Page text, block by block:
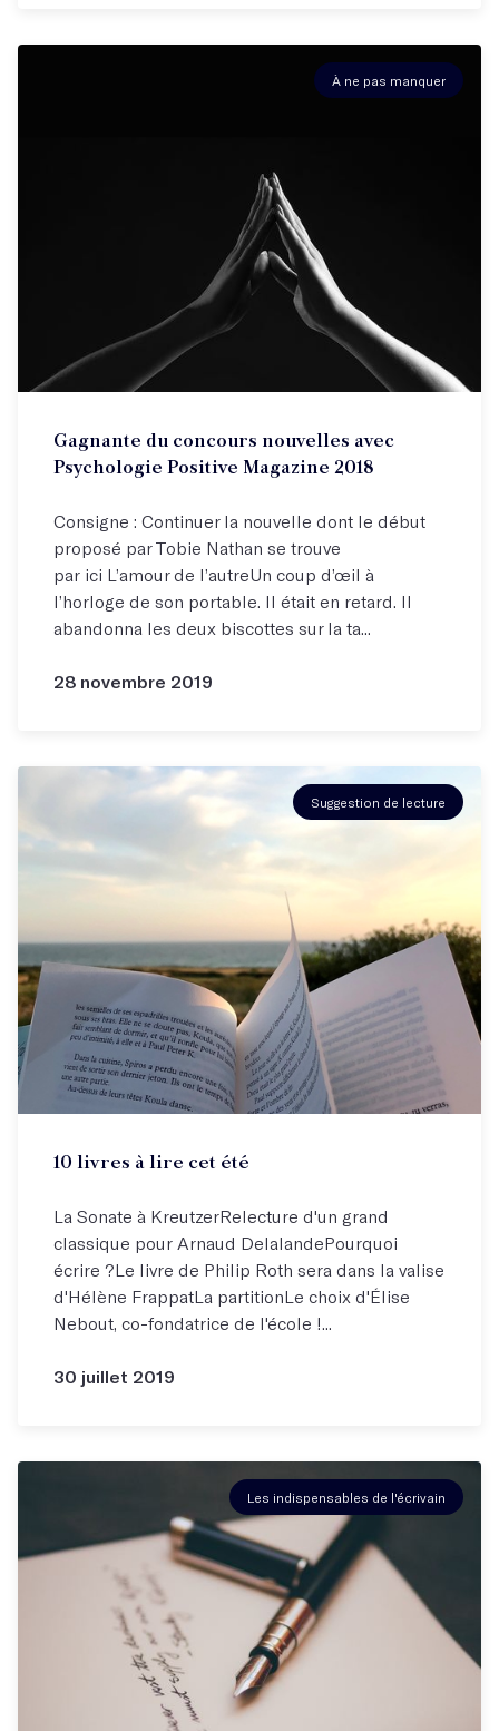
À ne pas manquer
Gagnante du concours nouvelles avec
Psychologie Positive Magazine 2018
Consigne : Continuer la nouvelle dont le début
proposé par Tobie Nathan se trouve
par ici L’amour de l’autreUn coup d’œil à
l’horloge de son portable. Il était en retard. Il
abandonna les deux biscottes sur la ta...
28 novembre 2019
Suggestion de lecture
10 livres à lire cet été
La Sonate à KreutzerRelecture d'un grand
classique pour Arnaud DelalandePourquoi
écrire ?Le livre de Philip Roth sera dans la valise
d'Hélène FrappatLa partitionLe choix d'Élise
Nebout, co-fondatrice de l'école !...
30 juillet 2019
Les indispensables de l'écrivain